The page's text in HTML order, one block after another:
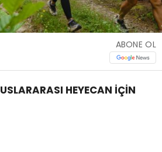
ABONE OL
HEYECAN İÇİN